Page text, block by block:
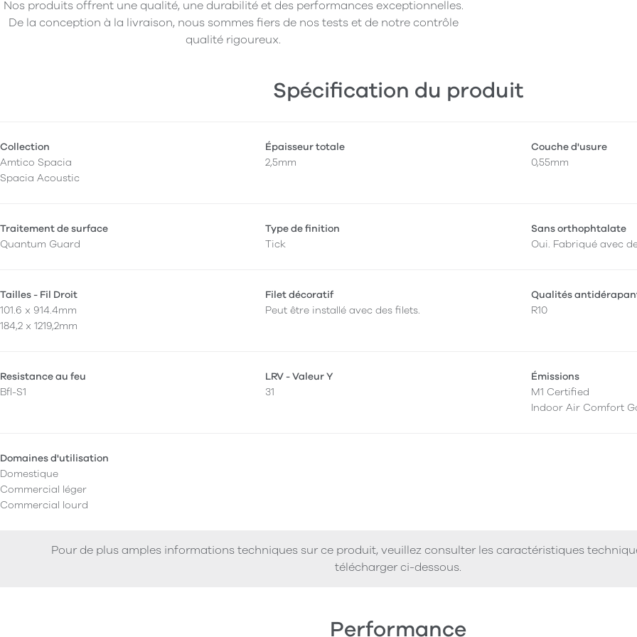
Nos produits offrent une qualité, une durabilité et des performances exceptionnelles.
De la conception à la livraison, nous sommes fiers de nos tests et de notre contrôle
qualité rigoureux.
Spécification du produit
Collection
Amtico Spacia
Spacia Acoustic
Épaisseur totale
2,5mm
Couche d'usure
0,55mm
Traitement de surface
Quantum Guard
Type de finition
Tick
Sans orthophtalate
Oui. Fabriqué avec
Tailles - Fil Droit
101.6 x 914.4mm
184,2 x 1219,2mm
Filet décoratif
Peut être installé avec des filets.
Qualités
R10
Resistance au feu
Bfl-S1
LRV - Valeur Y
31
Émissions
M1 Certified
Indoor Air Comfort
Domaines d'utilisation
Domestique
Commercial léger
Commercial lourd
Pour de plus amples informations techniques sur ce produit, veuillez consulter les caractéristiques
télécharger ci-dessous.
Performance